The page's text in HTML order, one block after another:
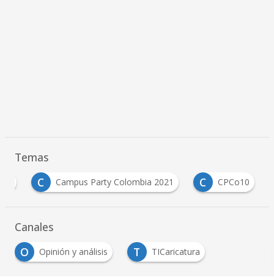
Temas
C Campus Party Colombia 2021 C CPCo10
Canales
O
Opinión y análisis T TICaricatura